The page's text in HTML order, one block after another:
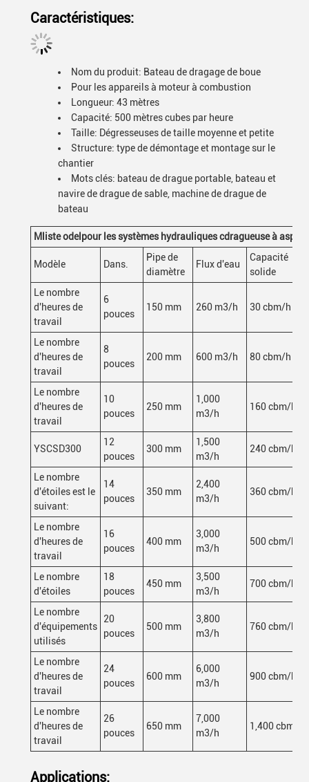
Caractéristiques:
Nom du produit: Bateau de dragage de boue
Pour les appareils à moteur à combustion
Longueur: 43 mètres
Capacité: 500 mètres cubes par heure
Taille: Dégresseuses de taille moyenne et petite
Structure: type de démontage et montage sur le
chantier
Mots clés: bateau de drague portable, bateau et
navire de drague de sable, machine de drague de
bateau
M liste odel pour les systèmes hydrauliques cdragueuse à
Modèle Dans.
Pipe de
diamètre
Flux d'eau
Capacité
solide
Le nombre
d'heures de
travail
6
pouces
150 mm 260 m3/h 30 cbm/h
Le nombre
d'heures de
travail
8
pouces
200 mm 600 m3/h 80 cbm/h
Le nombre
d'heures de
travail
10
pouces
250 mm
1,000
m3/h
160 cbm/h
YSCSD300
12
pouces
300 mm
1,500
m3/h
240 cbm/h
Le nombre
d'étoiles est le
suivant:
14
pouces
350 mm
2,400
m3/h
360 cbm/h
Le nombre
d'heures de
travail
16
pouces
400 mm
3,000
m3/h
500 cbm/h
Le nombre
d'étoiles
18
pouces
450 mm
3,500
m3/h
700 cbm/h
Le nombre
d'équipements
utilisés
20
pouces
500 mm
3,800
m3/h
760 cbm/h
Le nombre
d'heures de
travail
24
pouces
600 mm
6,000
m3/h
900 cbm/h
Le nombre
d'heures de
travail
26
pouces
650 mm
7,000
m3/h
1,400 cbm/h
Applications: